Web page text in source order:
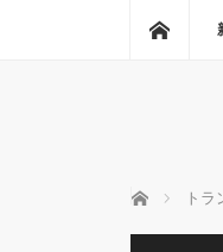
ホ
ホーム トラ